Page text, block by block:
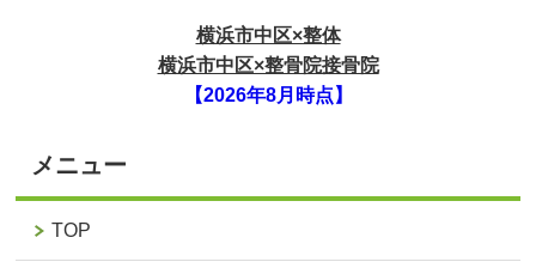
横浜市中区×整体
横浜市中区×整骨院接骨院
【2026年8月時点】
メニュー
TOP